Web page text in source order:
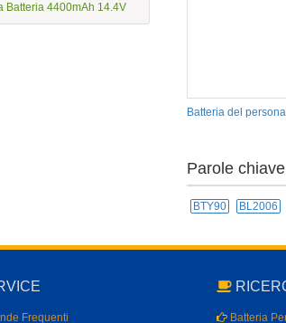
Batteria del
Parole
BTY90 BL2006
Batteria 4400mAh 14.4V
Frequenti Batteria